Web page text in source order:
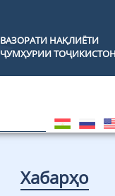
ВАЗОРАТИ НАҚЛИЁТИ
ҶУМҲУРИИ ТОҶИКИСТОН
Хабарҳо